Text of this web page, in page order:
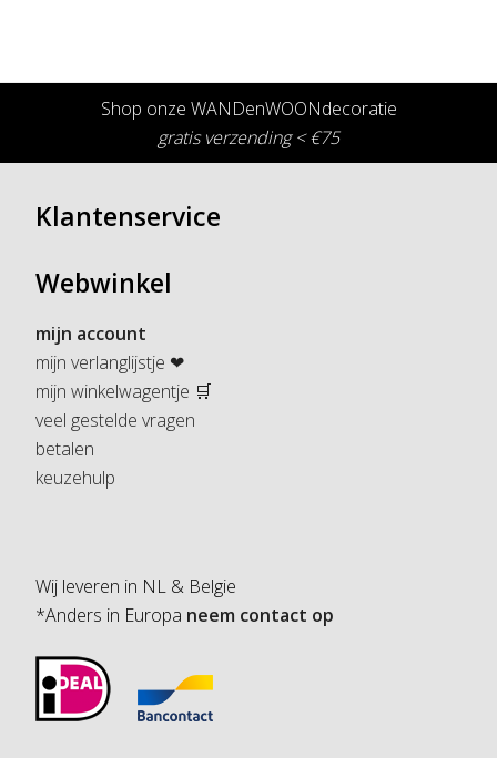
Shop onze WANDenWOONdecoratie
gratis verzending < €75
Klantenservice
Webwinkel
mijn account
mijn verlanglijstje ❤
mijn winkelwagentje 🛒
veel gestelde vragen
betalen
keuzehulp
Wij leveren in NL & Belgie
*Anders in Europa neem contact op